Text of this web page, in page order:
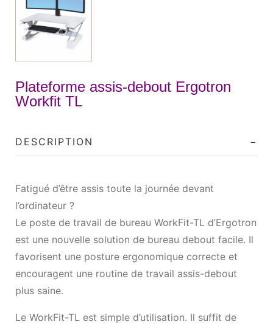
Plateforme assis-debout Ergotron
Workfit TL
DESCRIPTION
Fatigué d’être assis toute la journée devant
l’ordinateur ?
Le poste de travail de bureau WorkFit-TL d’Ergotron
est une nouvelle solution de bureau debout facile. Il
favorisent une posture ergonomique correcte et
encouragent une routine de travail assis-debout
plus saine.
Le WorkFit-TL est simple d’utilisation. Il suffit de